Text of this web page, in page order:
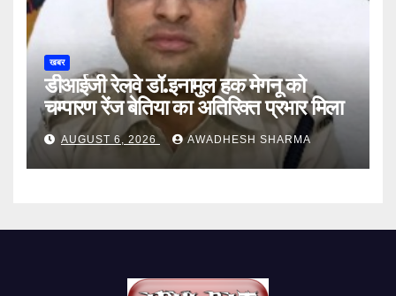
खबर
डीआईजी रेलवे डॉ.इनामुल हक मेगनू को
चम्पारण रेंज बेतिया का अतिरिक्त प्रभार मिला
AUGUST 6, 2026 AWADHESH SHARMA